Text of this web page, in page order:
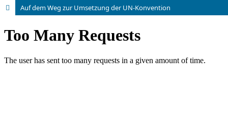
Auf dem Weg zur Umsetzung der UN-Konvention